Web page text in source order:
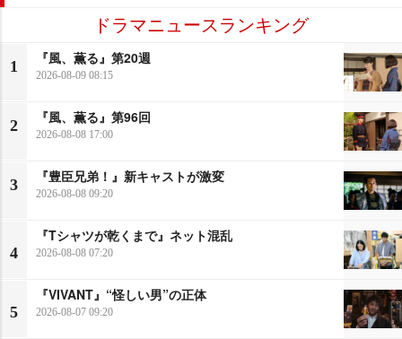
ドラマニュースランキング
1
『風、薫る』第20週
2026-08-09 08:15
2
『風、薫る』第96回
2026-08-08 17:00
3
『豊臣兄弟！』新キャストが激変
2026-08-08 09:20
4
『Tシャツが乾くまで』ネット混乱
2026-08-08 07:20
5
『VIVANT』“怪しい男”の正体
2026-08-07 09:20